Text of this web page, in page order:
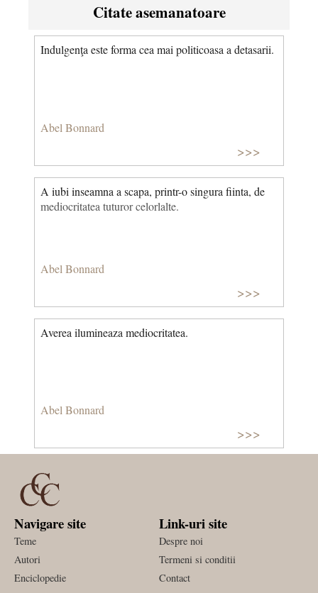
Citate asemanatoare
Indulgenţa este forma cea mai politicoasa a detasarii.
Abel Bonnard
>>>
A iubi inseamna a scapa, printr-o singura fiinta, de
mediocritatea tuturor celorlalte.
Abel Bonnard
>>>
Averea ilumineaza mediocritatea.
Abel Bonnard
>>>
Navigare site
Teme
Autori
Enciclopedie
Link-uri site
Despre noi
Termeni si conditii
Contact